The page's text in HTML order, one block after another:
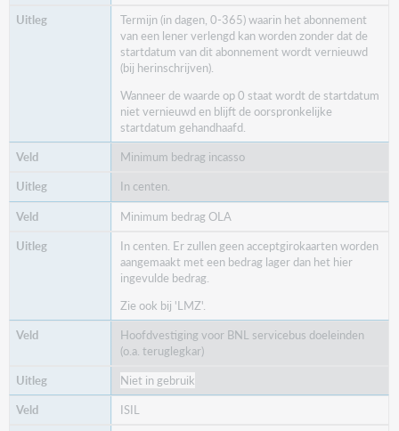
Termijn (in dagen, 0-365) waarin het abonnement
van een lener verlengd kan worden zonder dat de
startdatum van dit abonnement wordt vernieuwd
(bij herinschrijven).
Wanneer de waarde op 0 staat wordt de startdatum
niet vernieuwd en blijft de oorspronkelijke
startdatum gehandhaafd.
Minimum bedrag incasso
In centen.
Minimum bedrag OLA
In centen. Er zullen geen acceptgirokaarten worden
aangemaakt met een bedrag lager dan het hier
ingevulde bedrag.
Zie ook bij 'LMZ'.
Hoofdvestiging voor BNL servicebus doeleinden
(o.a. teruglegkar)
Niet in gebruik
ISIL